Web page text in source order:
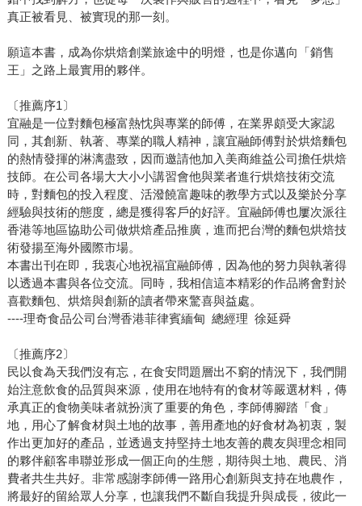
真正被看見、被實現的那一刻。
願這本書，成為你烘焙創業旅途中的明燈，也是你邁向「銷售
王」之路上最實用的夥伴。
〔推薦序1〕
宜融是一位對麵包極富熱忱與專業的師傅，在業界頗受大家認
同，其創新、執著、專業的職人精神，讓宜融師傅對於烘焙麵包
的熱情發揮的淋漓盡致，因而邀請他加入美商維益公司擔任烘焙
技師。在公司各場大大小小講習會他與業者進行烘焙技術交流
時，對麵包的投入程度、活潑饒富趣味的教學方式以及樂於分享
經驗與技術的態度，總是獲得客戶的好評。宜融師傅也屢次派往
香港等地區協助公司做烘焙產品推廣，進而把台灣的麵包烘焙技
術發揚至海外國際市場。
本書出刊在即，我衷心地祝福宜融師傅，因為他的努力與執著得
以透過本書與各位交流。同時，我相信這本精彩的作品將會對於
喜歡麵包、烘焙與創新的讀者帶來驚喜與益處。
----理奇食品公司台灣香港菲律賓緬甸 總經理 徐延舜
〔推薦序2〕
民以食為天我們沒有忘，在食安問題層出不窮的情況下，我們開
始注意飲食的品質與來源，使用在地特有的食材等嚴選材料，傳
承真正的食物美味者就扮演了重要的角色，李師傅腳踏「食」
地，用心了解食材與土地的故事，善用產地的好食材為初衷，製
作出更加好的產品，並透過支持堅持土地友善的農友與理念相同
的夥伴顧客串聯並形成一個正向的生態，期待與土地、農民、消
費者共生共好。非常感謝李師傅一路用心創新與支持在地農作，
將最好的留給眾人分享，也讓我們不斷自我提升與成長，彼此一